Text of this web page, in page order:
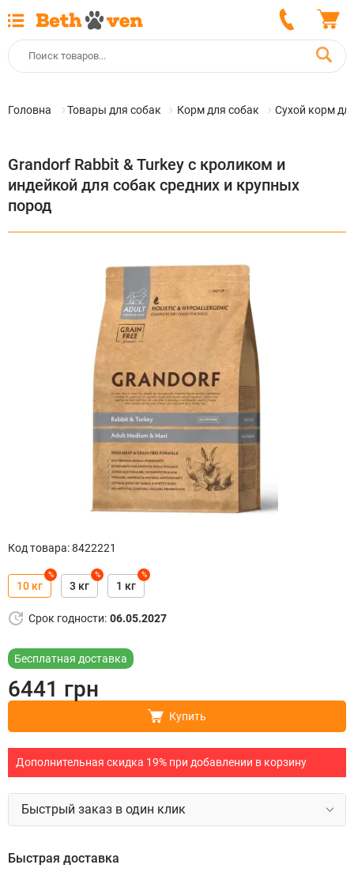
Головна Товары для собак Корм для собак Сухой корм
Grandorf Rabbit & Turkey с кроликом и
индейкой для собак средних и крупных
пород
Код товара:8422221
10 кг
%
3 кг
%
1 кг
%
Срок годности: 06.05.2027
Бесплатная доставка
6441 грн
Купить
Дополнительная скидка 19% при добавлении в корзину
Быстрый заказ в один клик
Быстрая доставка